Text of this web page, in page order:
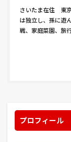
さいたま在住 東
は独立し、孫に遊
戦、家庭菜園、旅
プロフィール